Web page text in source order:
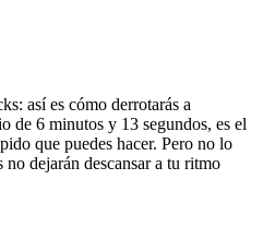
así es cómo derrotarás a
de 6 minutos y 13 segundos, es el
que puedes hacer. Pero no lo
dejarán descansar a tu ritmo